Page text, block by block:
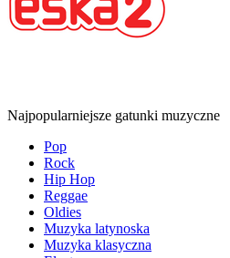
Najpopularniejsze gatunki muzyczne
Pop
Rock
Hip Hop
Reggae
Oldies
Muzyka latynoska
Muzyka klasyczna